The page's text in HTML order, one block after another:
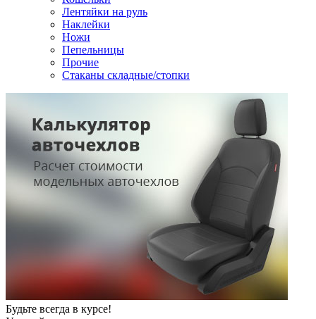
Лентяйки на руль
Наклейки
Ножи
Пепельницы
Прочие
Стаканы складные/стопки
Будьте всегда в курсе!